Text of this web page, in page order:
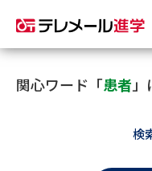
資料
大学・短大の資料種類
関心ワード「患者
検